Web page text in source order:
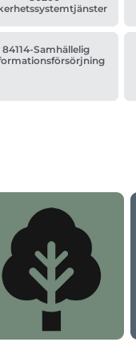
84114-Samhällelig